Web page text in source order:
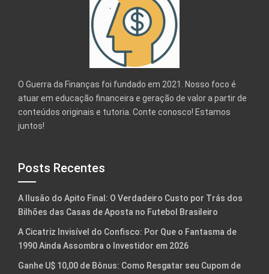
O Guerra da Finanças foi fundado em 2021. Nosso foco é
atuar em educação financeira e geração de valor a partir de
conteúdos originais e tutoria. Conte conosco! Estamos
juntos!
Posts Recentes
A Ilusão do Apito Final: O Verdadeiro Custo por Trás dos
Bilhões das Casas de Aposta no Futebol Brasileiro
A Cicatriz Invisível do Confisco: Por Que o Fantasma de
1990 Ainda Assombra o Investidor em 2026
Ganhe U$ 10,00 de Bônus: Como Resgatar seu Cupom de